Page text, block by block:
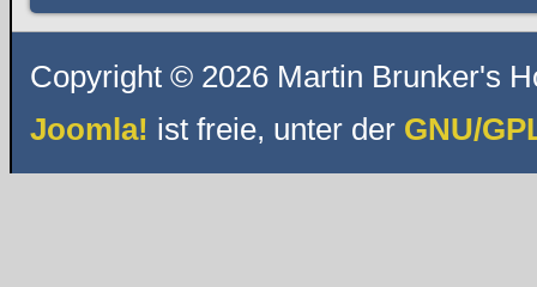
Copyright © 2026 Martin Brunker's
Joomla! ist freie, unter der GNU/